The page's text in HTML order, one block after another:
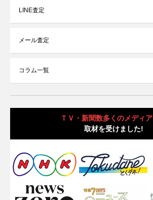
LINE査定
メール査定
コラム一覧
ＴＶ・新聞数多くのメディア
取材を受けました!